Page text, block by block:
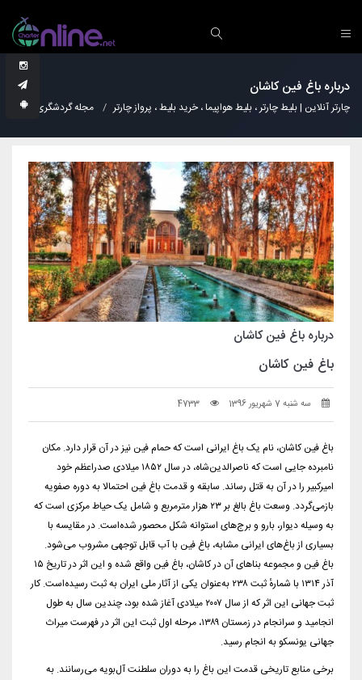
درباره باغ فین کاشان
چارتر آنلاین | بلیط چارتر ، بلیط هواپیما ، خرید بلیط ، پرواز چارتر مجله گردشگری
درباره باغ فین کاشان
باغ فین کاشان
سه شنبه 7 شهریور 1396 4733
باغ فین کاشان، نام یک باغ ایرانی است که حمام فین نیز در آن قرار دارد. مکان
نامبرده جایی است که ناصرالدین‌شاه، در سال ۱۸۵۲ میلادی صدراعظم خود
امیرکبیر را در آن به قتل رساند. سابقه و قدمت باغ فین احتمالا به دوره صفویه
بازمی‌گردد. وسعت باغ بالغ بر ۲۳ هزار مترمربع و شامل یک حیاط مرکزی است که
به وسیله دیوار، بارو و برج‌های استوانه شکل محصور شده‌است. در مقایسه با
بسیاری از باغ‌های ایرانی مشابه، باغ فین با آب قابل توجهی مشروب می‌شود.
باغ فین و مجموعه بناهای آن در کاشان، باغ فین واقع شده و این اثر در تاریخ ۱۵
آذر ۱۳۱۴ با شمارهٔ ثبت ۲۳۸ به‌عنوان یکی از آثار ملی ایران به ثبت رسیده‌است. کار
ثبت جهانی این اثر که از سال ۲۰۰۷ میلادی آغاز شده بود، چندین سال به طول
انجامید و سرانجام در زمستان ۱۳۸۹، مرحله اول ثبت این اثر در فهرست میراث
جهانی یونسکو به انجام رسید.
برخی منابع تاریخی قدمت این باغ را به دوران سلطنت آل‌بویه می‌رسانند. به